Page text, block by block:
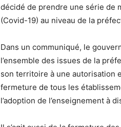
décidé de prendre une série de
(Covid-19) au niveau de la
Dans un communiqué, le
l’ensemble des issues de la
son territoire à une autorisation
fermeture de tous les
l’adoption de l’enseignement à